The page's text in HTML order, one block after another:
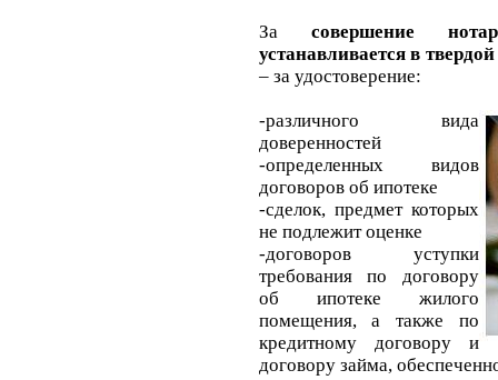
За совершение
устанавливается в
– за удостоверение:
-различного вида
доверенностей
-определенных видов
договоров об ипотеке
-сделок, предмет которых
не подлежит оценке
-договоров уступки
требования по договору
об ипотеке жилого
помещения, а также по
кредитному договору и
договору займа,